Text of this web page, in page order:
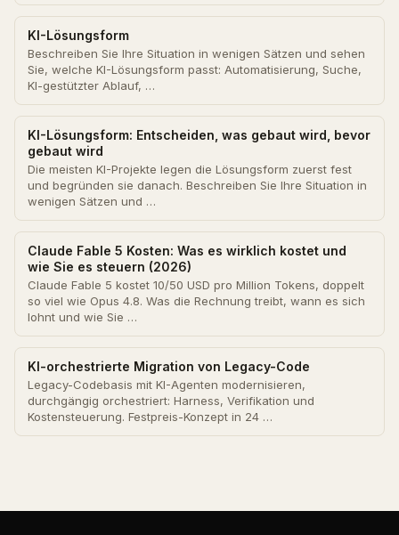
KI-Lösungsform
Beschreiben Sie Ihre Situation in wenigen Sätzen und sehen
Sie, welche KI-Lösungsform passt: Automatisierung, Suche,
KI-gestützter Ablauf, …
KI-Lösungsform: Entscheiden, was gebaut wird, bevor
gebaut wird
Die meisten KI-Projekte legen die Lösungsform zuerst fest
und begründen sie danach. Beschreiben Sie Ihre Situation in
wenigen Sätzen und …
Claude Fable 5 Kosten: Was es wirklich kostet und
wie Sie es steuern (2026)
Claude Fable 5 kostet 10/50 USD pro Million Tokens, doppelt
so viel wie Opus 4.8. Was die Rechnung treibt, wann es sich
lohnt und wie Sie …
KI-orchestrierte Migration von Legacy-Code
Legacy-Codebasis mit KI-Agenten modernisieren,
durchgängig orchestriert: Harness, Verifikation und
Kostensteuerung. Festpreis-Konzept in 24 …